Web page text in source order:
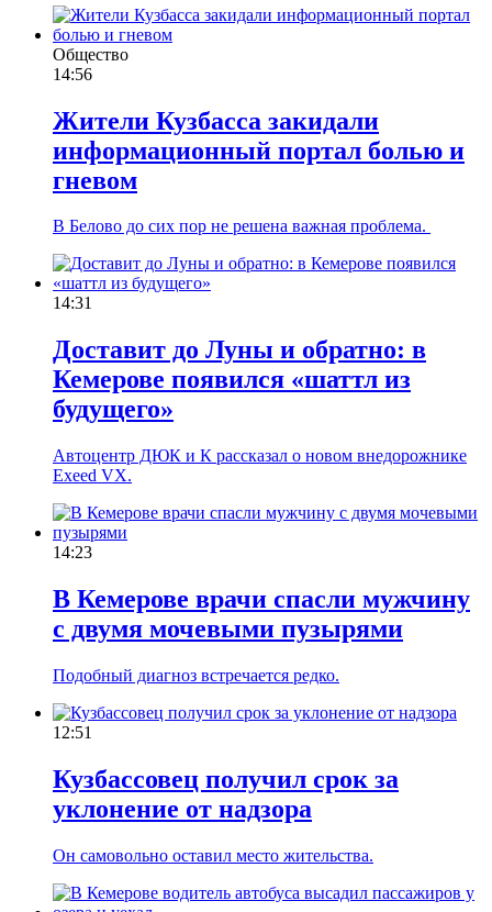
Общество
14:56
Жители Кузбасса закидали
информационный портал болью и
гневом
В Белово до сих пор не решена важная проблема.
14:31
Доставит до Луны и обратно: в
Кемерове появился «шаттл из
будущего»
Автоцентр ДЮК и К рассказал о новом внедорожнике
Exeed VX.
14:23
В Кемерове врачи спасли мужчину
с двумя мочевыми пузырями
Подобный диагноз встречается редко.
12:51
Кузбассовец получил срок за
уклонение от надзора
Он самовольно оставил место жительства.